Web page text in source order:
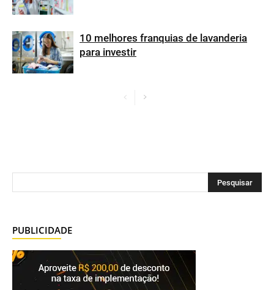
10 melhores franquias de lavanderia
para investir
PUBLICIDADE